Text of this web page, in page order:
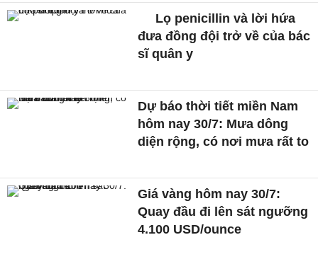
Lọ penicillin và lời hứa
đưa đồng đội trở về của bác
sĩ quân y
Dự báo thời tiết miền Nam
hôm nay 30/7: Mưa dông
diện rộng, có nơi mưa rất to
Giá vàng hôm nay 30/7:
Quay đầu đi lên sát ngưỡng
4.100 USD/ounce